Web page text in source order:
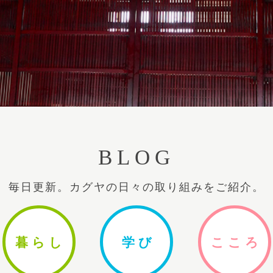
BLOG
毎日更新。カグヤの日々の取り組みをご紹介。
暮ら し 学 び ここ ろ